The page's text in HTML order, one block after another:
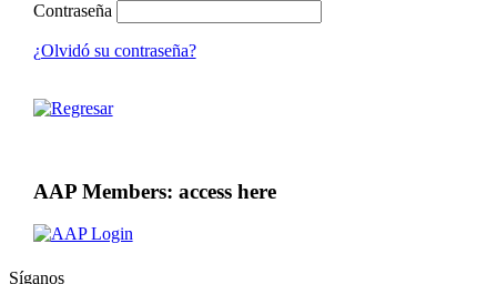
Contraseña
¿Olvidó su contraseña?
AAP Members: access here
Síganos